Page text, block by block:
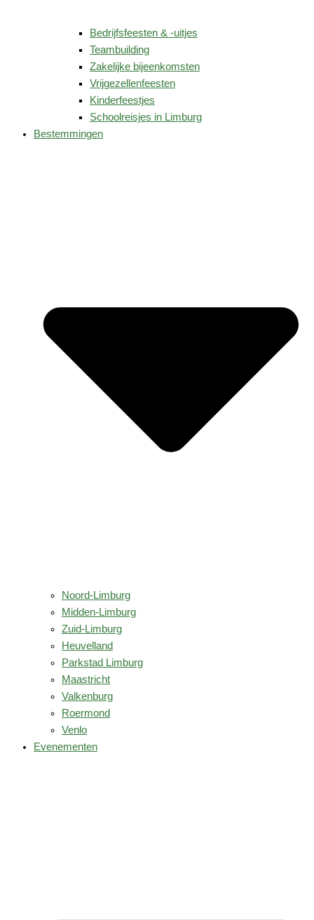
Bedrijfsfeesten & -uitjes
Teambuilding
Zakelijke bijeenkomsten
Vrijgezellenfeesten
Kinderfeestjes
Schoolreisjes in Limburg
Bestemmingen
Noord-Limburg
Midden-Limburg
Zuid-Limburg
Heuvelland
Parkstad Limburg
Maastricht
Valkenburg
Roermond
Venlo
Evenementen